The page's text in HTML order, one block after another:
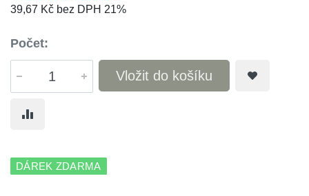
39,67 Kč bez DPH 21%
Počet:
Vložit do košíku
DÁREK ZDARMA